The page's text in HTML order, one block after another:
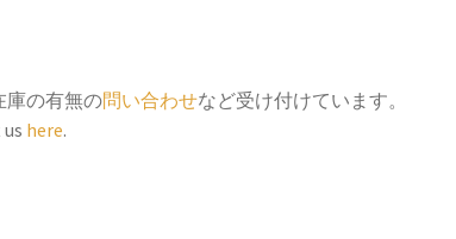
庫の有無の問い合わせなど受け付けています。
here.